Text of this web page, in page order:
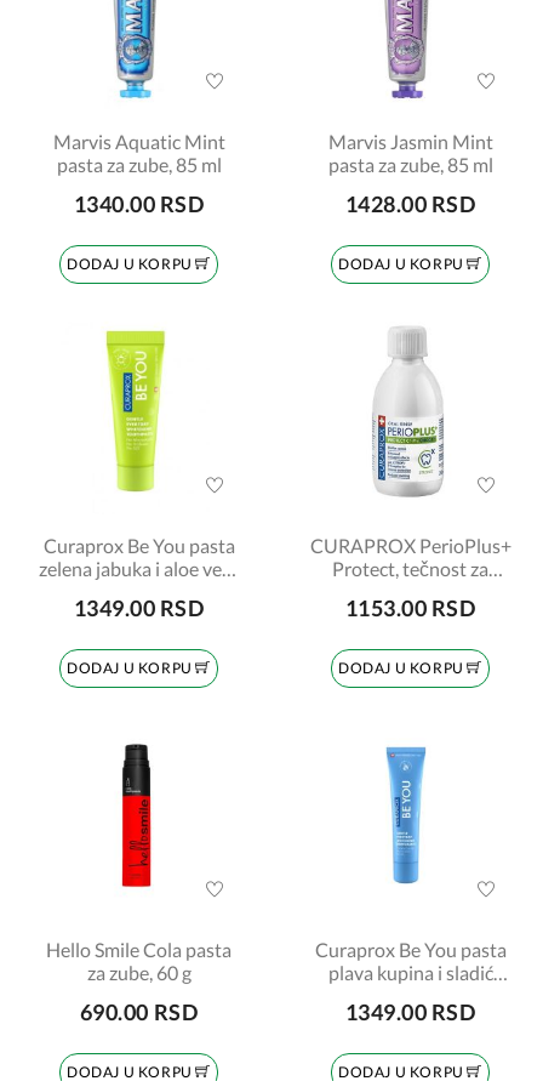
Marvis Aquatic Mint
pasta za zube, 85 ml
1340.00 RSD
DODAJ U KORPU
Marvis Jasmin Mint
pasta za zube, 85 ml
1428.00 RSD
DODAJ U KORPU
Curaprox Be You pasta
zelena jabuka i aloe vera
1349.00 RSD
DODAJ U KORPU
CURAPROX PerioPlus+
Protect, tečnost za
1153.00 RSD
DODAJ U KORPU
Hello Smile Cola pasta
za zube, 60 g
690.00 RSD
DODAJ U KORPU
Curaprox Be You pasta
plava kupina i sladić
1349.00 RSD
DODAJ U KORPU